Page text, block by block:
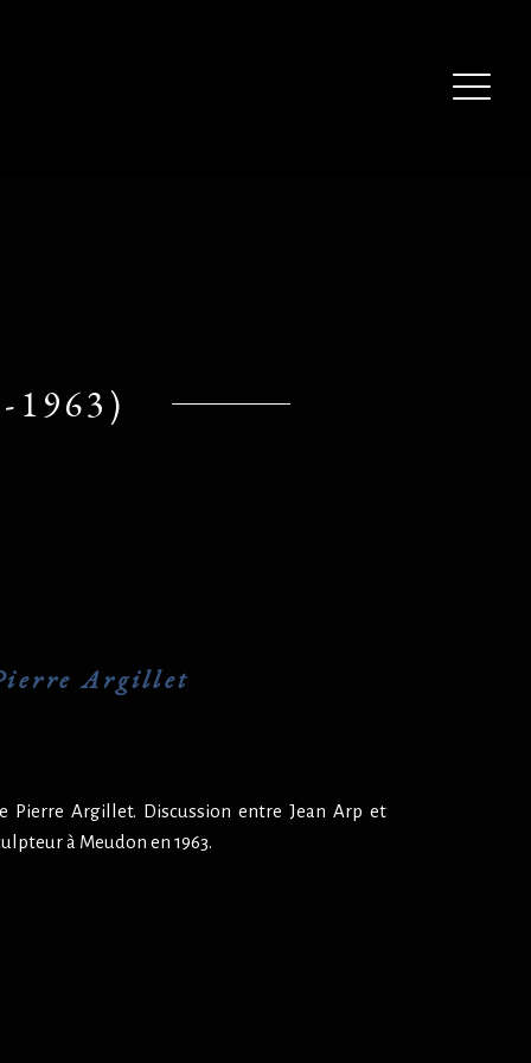
Argillet
Pierre Argillet. Discussion entre Jean Arp et
à Meudon en 1963.